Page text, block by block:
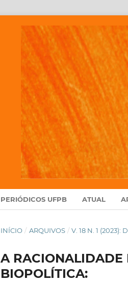
PERIÓDICOS UFPB ATUAL
INÍCIO / ARQUIVOS / V. 18 N. 1 (2023):
A RACIONALIDADE
BIOPOLÍTICA: